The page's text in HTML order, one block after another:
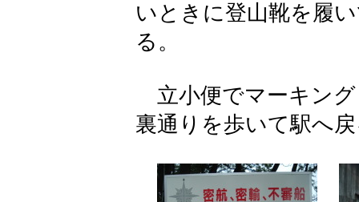
いときに登山靴を履
る。
立小便でマーキング
裏通りを歩いて駅へ